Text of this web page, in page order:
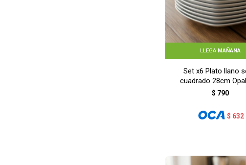
LLEGA MAÑANA
Set x6 Plato llano
cuadrado 28cm
BLANCO
$ 790
$ 632